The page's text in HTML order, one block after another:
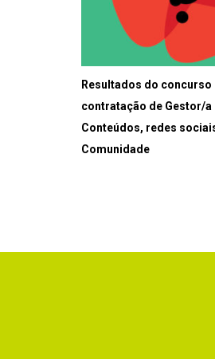
Resultados do concurso
contratação de Gestor/a
Conteúdos, redes
Comunidade